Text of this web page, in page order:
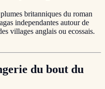
britanniques du roman
independantes autour de
villages anglais ou ecossais.
du bout du